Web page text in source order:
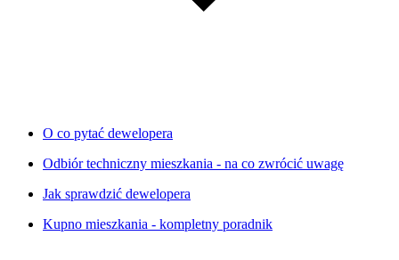
O co pytać dewelopera
Odbiór techniczny mieszkania - na co zwrócić uwagę
Jak sprawdzić dewelopera
Kupno mieszkania - kompletny poradnik